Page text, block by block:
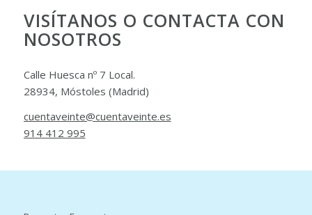
VISÍTANOS O CONTACTA CON
NOSOTROS
Calle Huesca nº 7 Local.
28934, Móstoles (Madrid)
cuentaveinte@cuentaveinte.es
914 412 995